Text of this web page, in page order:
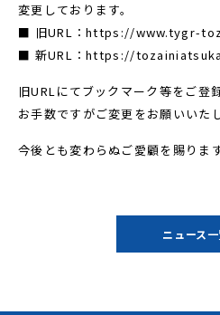
変更しております。
■ 旧URL：https://www.tygr-
■ 新URL：https://
旧URLにてブックマーク等をご登
お手数ですがご変更をお願いいたし
今後とも変わらぬご愛顧を賜りま
ニュース